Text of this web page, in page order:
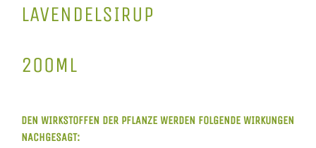
LAVENDELSIRUP
200ML
DEN WIRKSTOFFEN DER PFLANZE WERDEN FOLGENDE WIRKUNGEN
NACHGESAGT: